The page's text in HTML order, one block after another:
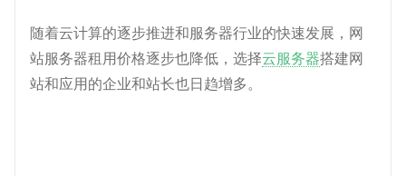
随着云计算的逐步推进和服务器行业的快速发展，网
站服务器租用价格逐步也降低，选择云服务器搭建网
站和应用的企业和站长也日趋增多。